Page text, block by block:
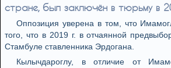
стране, был заключён в тюрьму в
Оппозиция уверена в том, что
того, что в 2019 г. в отчаянной
Стамбуле ставленника Эрдогана.
Кылычдароглу, в отличие от